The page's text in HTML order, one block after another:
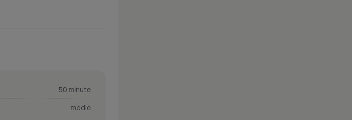
50 minute
medie